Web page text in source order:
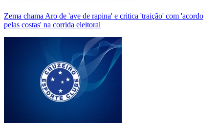
Zema chama Aro de 'ave de rapina' e critica 'traição' com 'acordo
pelas costas' na corrida eleitoral